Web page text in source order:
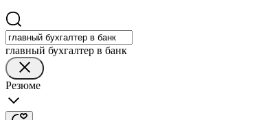
главный бухгалтер в банк
Резюме